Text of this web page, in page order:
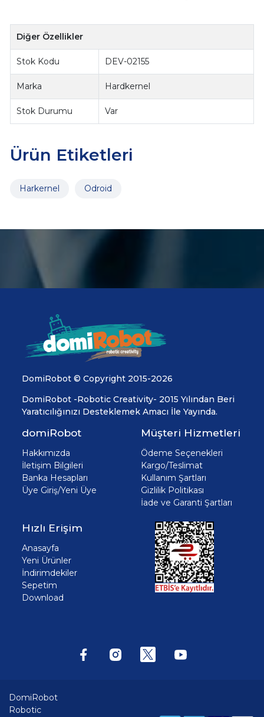
Diğer Özellikler
Stok Kodu DEV-02155
Marka Hardkernel
Stok Durumu Var
Ürün Etiketleri
Harkernel Odroid
DomiRobot © Copyright 2015-2026
DomiRobot -Robotic Creativity- 2015 Yılından Beri
Yaratıcılığınızı Desteklemek Amacı İle Yayında.
domiRobot
Hakkımızda
İletişim Bilgileri
Banka Hesapları
Üye Giriş/Yeni Üye
Müşteri Hizmetleri
Ödeme Seçenekleri
Kargo/Teslimat
Kullanım Şartları
Gizlilik Politikası
İade ve Garanti Şartları
Hızlı Erişim
Anasayfa
Yeni Ürünler
İndirimdekiler
Sepetim
Download
DomiRobot
Robotic